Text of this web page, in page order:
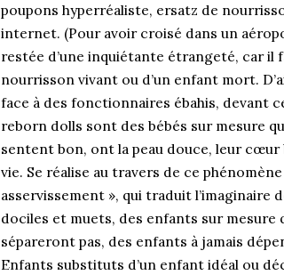
poupons hyperréaliste, ersatz de
internet. (Pour avoir croisé dans un
restée d’une inquiétante étrangeté, car il
nourrisson vivant ou d’un enfant mort.
face à des fonctionnaires ébahis, devant
reborn dolls sont des bébés sur mesure
sentent bon, ont la peau douce, leur
vie. Se réalise au travers de ce phénomène
asservissement », qui traduit
dociles et muets, des enfants sur mesure
sépareront pas, des enfants à jamais
Enfants substituts d’un enfant idéal ou